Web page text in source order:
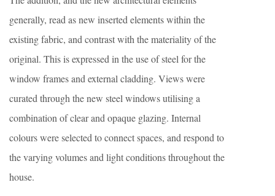
generally, read as new inserted elements within the
existing fabric, and contrast with the materiality of the
original. This is expressed in the use of steel for the
window frames and external cladding. Views were
curated through the new steel windows utilising a
combination of clear and opaque glazing. Internal
colours were selected to connect spaces, and respond to
the varying volumes and light conditions throughout the
house.